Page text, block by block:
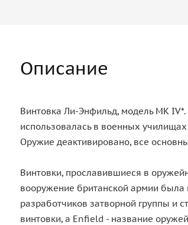
Описание
Винтовка Ли-Энфильд, модель MK
использовалась в военных
Оружие деактивировано, все
Винтовки, прославившиеся в
вооружение британской армии была
разработчиков затворной группы и
винтовки, а Enfield - название